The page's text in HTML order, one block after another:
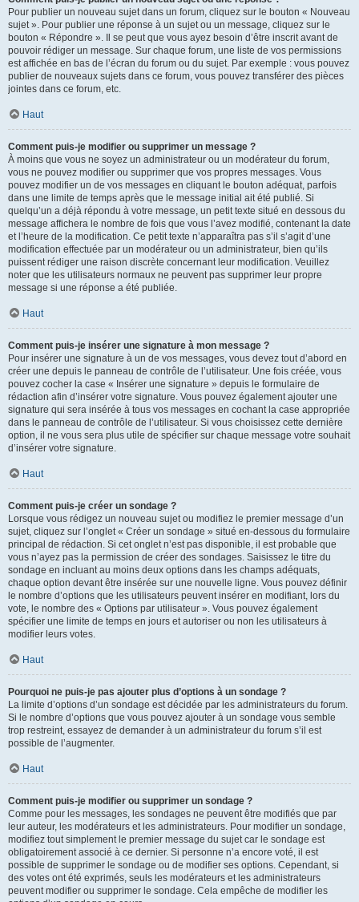
Pour publier un nouveau sujet dans un forum, cliquez sur le bouton « Nouveau
sujet ». Pour publier une réponse à un sujet ou un message, cliquez sur le
bouton « Répondre ». Il se peut que vous ayez besoin d’être inscrit avant de
pouvoir rédiger un message. Sur chaque forum, une liste de vos permissions
est affichée en bas de l’écran du forum ou du sujet. Par exemple : vous pouvez
publier de nouveaux sujets dans ce forum, vous pouvez transférer des pièces
jointes dans ce forum, etc.
Haut
Comment puis-je modifier ou supprimer un message ?
À moins que vous ne soyez un administrateur ou un modérateur du forum,
vous ne pouvez modifier ou supprimer que vos propres messages. Vous
pouvez modifier un de vos messages en cliquant le bouton adéquat, parfois
dans une limite de temps après que le message initial ait été publié. Si
quelqu’un a déjà répondu à votre message, un petit texte situé en dessous du
message affichera le nombre de fois que vous l’avez modifié, contenant la date
et l’heure de la modification. Ce petit texte n’apparaîtra pas s’il s’agit d’une
modification effectuée par un modérateur ou un administrateur, bien qu’ils
puissent rédiger une raison discrète concernant leur modification. Veuillez
noter que les utilisateurs normaux ne peuvent pas supprimer leur propre
message si une réponse a été publiée.
Haut
Comment puis-je insérer une signature à mon message ?
Pour insérer une signature à un de vos messages, vous devez tout d’abord en
créer une depuis le panneau de contrôle de l’utilisateur. Une fois créée, vous
pouvez cocher la case « Insérer une signature » depuis le formulaire de
rédaction afin d’insérer votre signature. Vous pouvez également ajouter une
signature qui sera insérée à tous vos messages en cochant la case appropriée
dans le panneau de contrôle de l’utilisateur. Si vous choisissez cette dernière
option, il ne vous sera plus utile de spécifier sur chaque message votre souhait
d’insérer votre signature.
Haut
Comment puis-je créer un sondage ?
Lorsque vous rédigez un nouveau sujet ou modifiez le premier message d’un
sujet, cliquez sur l’onglet « Créer un sondage » situé en-dessous du formulaire
principal de rédaction. Si cet onglet n’est pas disponible, il est probable que
vous n’ayez pas la permission de créer des sondages. Saisissez le titre du
sondage en incluant au moins deux options dans les champs adéquats,
chaque option devant être insérée sur une nouvelle ligne. Vous pouvez définir
le nombre d’options que les utilisateurs peuvent insérer en modifiant, lors du
vote, le nombre des « Options par utilisateur ». Vous pouvez également
spécifier une limite de temps en jours et autoriser ou non les utilisateurs à
modifier leurs votes.
Haut
Pourquoi ne puis-je pas ajouter plus d’options à un sondage ?
La limite d’options d’un sondage est décidée par les administrateurs du forum.
Si le nombre d’options que vous pouvez ajouter à un sondage vous semble
trop restreint, essayez de demander à un administrateur du forum s’il est
possible de l’augmenter.
Haut
Comment puis-je modifier ou supprimer un sondage ?
Comme pour les messages, les sondages ne peuvent être modifiés que par
leur auteur, les modérateurs et les administrateurs. Pour modifier un sondage,
modifiez tout simplement le premier message du sujet car le sondage est
obligatoirement associé à ce dernier. Si personne n’a encore voté, il est
possible de supprimer le sondage ou de modifier ses options. Cependant, si
des votes ont été exprimés, seuls les modérateurs et les administrateurs
peuvent modifier ou supprimer le sondage. Cela empêche de modifier les